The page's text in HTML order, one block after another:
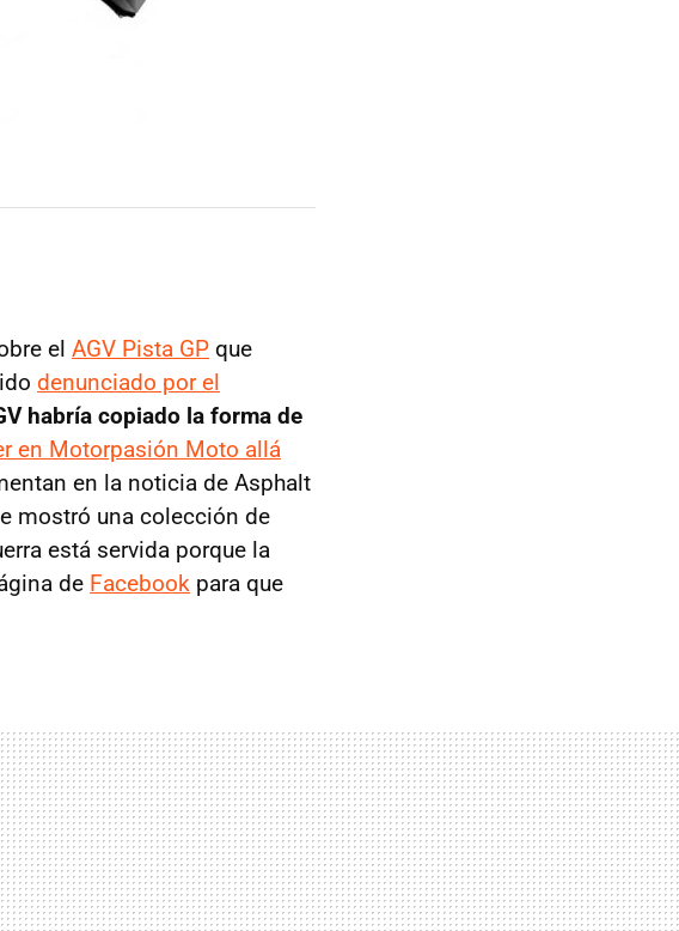
el AGV Pista GP que
denunciado por el
habría copiado la forma de
en Motorpasión Moto allá
en la noticia de Asphalt
mostró una colección de
está servida porque la
de Facebook para que